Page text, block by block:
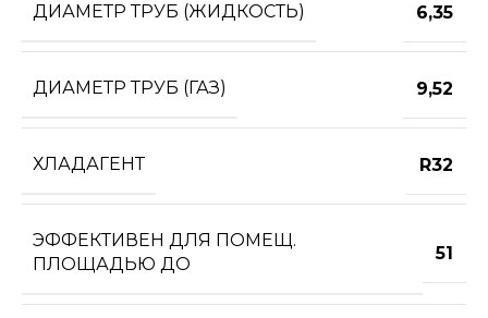
ДИАМЕТР ТРУБ (ЖИДКОСТЬ) 6,35
ДИАМЕТР ТРУБ (ГАЗ) 9,52
ХЛАДАГЕНТ R32
ЭФФЕКТИВЕН ДЛЯ ПОМЕЩ.
ПЛОЩАДЬЮ ДО
51